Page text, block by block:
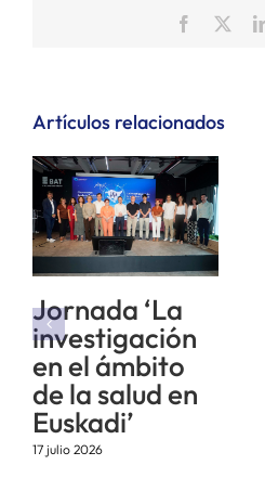
Facebook
Artículos relacionados
Jornada ‘La
investigación
en el ámbito
de la salud en
Euskadi’
17 julio 2026